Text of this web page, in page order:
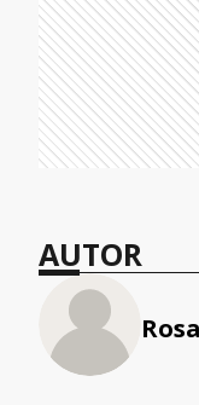
AUTOR